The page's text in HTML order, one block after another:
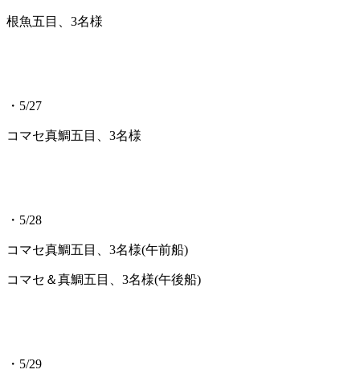
根魚五目、3名様
・5/27
コマセ真鯛五目、3名様
・5/28
コマセ真鯛五目、3名様(午前船)
コマセ＆真鯛五目、3名様(午後船)
・5/29